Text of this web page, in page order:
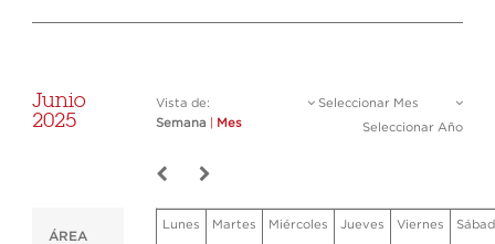
Junio
2025
Vista de:
Semana
Mes
Seleccionar Mes
Seleccionar Año
ÁREA
Lunes Martes Miércoles Jueves Viernes